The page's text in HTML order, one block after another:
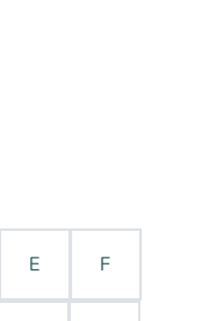
E F